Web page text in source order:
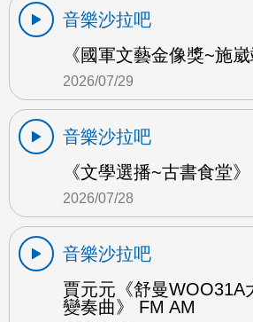
音樂沙拉吧
《國軍文藝金像獎~施
2026/07/29
音樂沙拉吧
《文學選播~古書食堂
2026/07/28
音樂沙拉吧
賈元元《舒曼WOO31A
變奏曲》 FM AM